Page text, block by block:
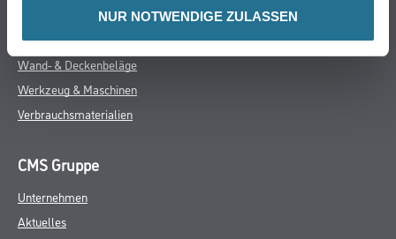
NUR NOTWENDIGE ZULASSEN
Putze- und Spachtelmassen
Bodenbeläge
Wand- & Deckenbeläge
Werkzeug & Maschinen
Verbrauchsmaterialien
CMS Gruppe
Unternehmen
Aktuelles